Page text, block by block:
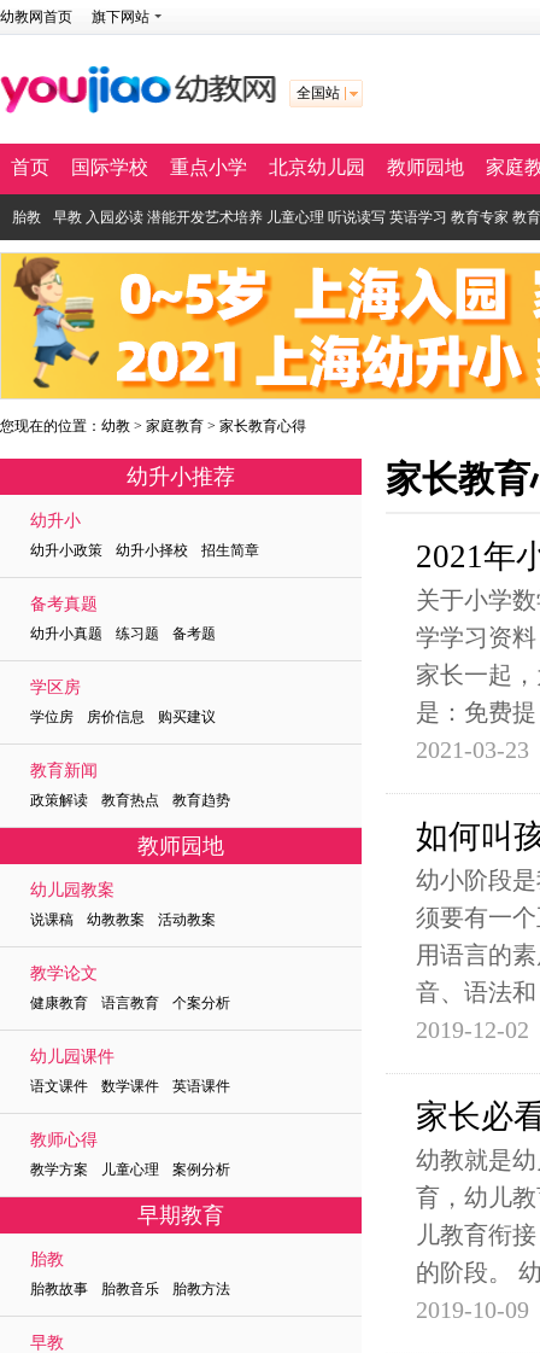
幼教网首页 旗下网站
全国站
首页 国际学校 重点小学 北京幼儿园 教师园地 家庭
胎教 早教 入园必读 潜能开发艺术培养 儿童心理 听说读写 英语学习 教育专家 教
您现在的位置： 幼教 > 家庭教育 > 家长教育心得
幼升小推荐
幼升小
幼升小政策 幼升小择校 招生简章
备考真题
幼升小真题 练习题 备考题
学区房
学位房 房价信息 购买建议
教育新闻
政策解读 教育热点 教育趋势
教师园地
幼儿园教案
说课稿 幼教教案 活动教案
教学论文
健康教育 语言教育 个案分析
幼儿园课件
语文课件 数学课件 英语课件
教师心得
教学方案 儿童心理 案例分析
早期教育
胎教
胎教故事 胎教音乐 胎教方法
早教
家长教育
2021年
关于小学
学学习资
家长一起
是：免费提
2021-03-23
如何叫
幼小阶段
须要有一
用语言的
音、语法和
2019-12-02
家长必
幼教就是
育，幼儿
儿教育衔
的阶段。
2019-10-09